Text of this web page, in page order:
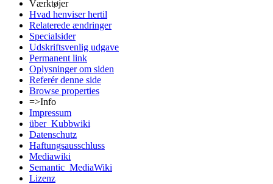
Værktøjer
Hvad henviser hertil
Relaterede ændringer
Specialsider
Udskriftsvenlig udgave
Permanent link
Oplysninger om siden
Referér denne side
Browse properties
=>Info
Impressum
über_Kubbwiki
Datenschutz
Haftungsausschluss
Mediawiki
Semantic_MediaWiki
Lizenz